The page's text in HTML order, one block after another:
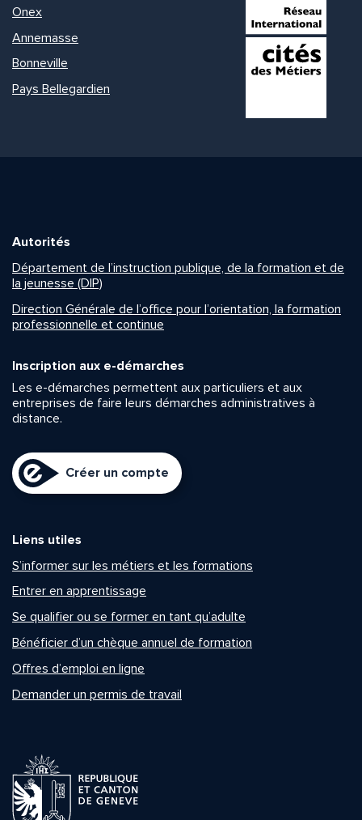
Onex
Annemasse
Bonneville
Pays Bellegardien
Autorités
Département de l’instruction publique, de la formation et de
la jeunesse (DIP)
Direction Générale de l’office pour l’orientation, la formation
professionnelle et continue
Inscription aux e-démarches
Les e-démarches permettent aux particuliers et aux
entreprises de faire leurs démarches administratives à
distance.
Créer un compte
Liens utiles
S’informer sur les métiers et les formations
Entrer en apprentissage
Se qualifier ou se former en tant qu’adulte
Bénéficier d’un chèque annuel de formation
Offres d’emploi en ligne
Demander un permis de travail